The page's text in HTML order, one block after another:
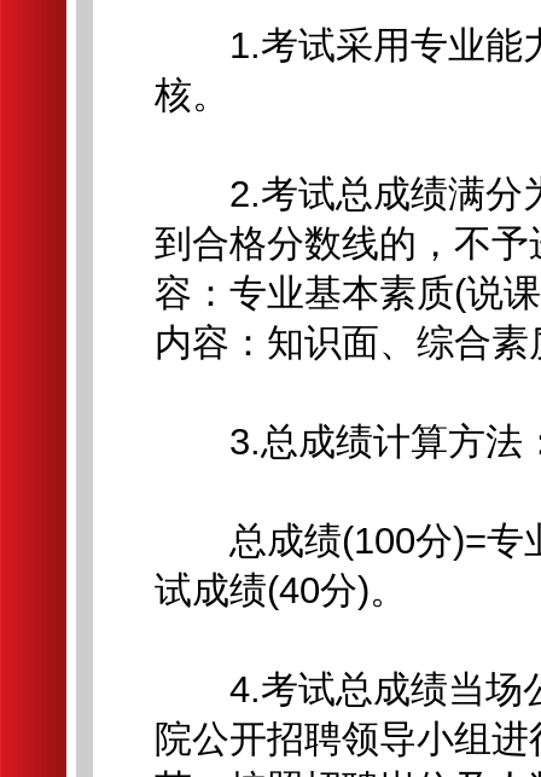
1.考试采用专业能
核。
2.考试总成绩满分
到合格分数线的，不
容：专业基本素质(说
内容：知识面、综合
3.总成绩计算方法
总成绩(100分)=专
试成绩(40分)。
4.考试总成绩当场
院公开招聘领导小组